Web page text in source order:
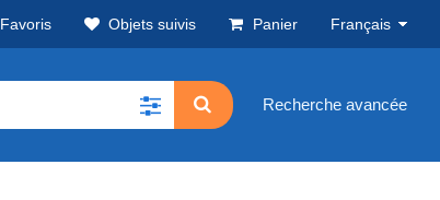
Favoris Objets suivis Panier Français
Recherche avancée